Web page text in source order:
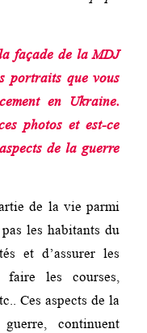
façade de la MDJ
portraits que vous
en Ukraine.
photos et est-ce
de la guerre
de la vie parmi
les habitants du
et d’assurer les
faire les courses,
Ces aspects de la
continuent